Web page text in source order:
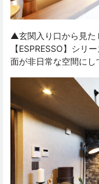
▲玄関入り口から見た
【ESPRESSO】シリ
面が非日常な空間にし